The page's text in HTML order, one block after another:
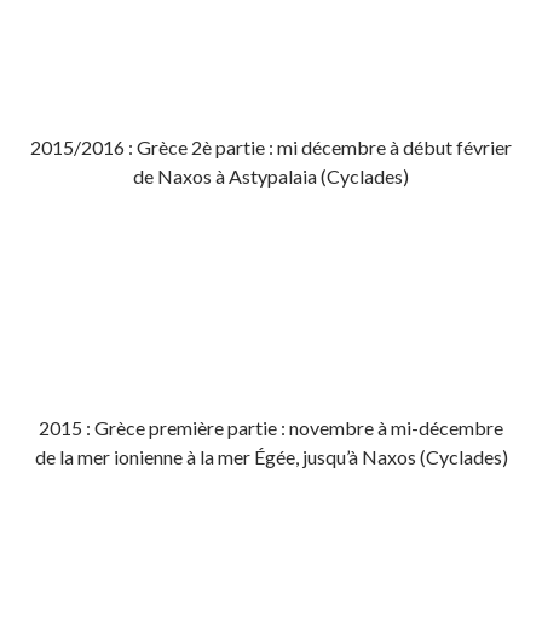
2015/2016 : Grèce 2è partie : mi décembre à début février
de Naxos à Astypalaia (Cyclades)
2015 : Grèce première partie : novembre à mi-décembre
de la mer ionienne à la mer Égée, jusqu’à Naxos (Cyclades)